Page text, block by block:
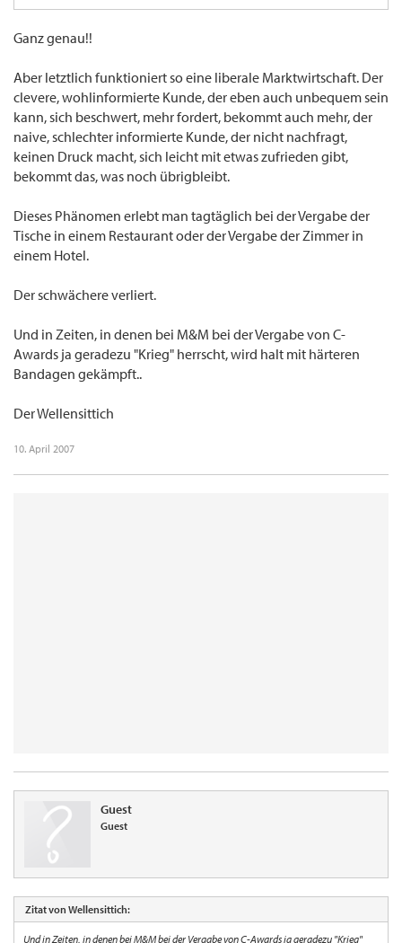
Ganz genau!!
Aber letztlich funktioniert so eine liberale Marktwirtschaft. Der
clevere, wohlinformierte Kunde, der eben auch unbequem sein
kann, sich beschwert, mehr fordert, bekommt auch mehr, der
naive, schlechter informierte Kunde, der nicht nachfragt,
keinen Druck macht, sich leicht mit etwas zufrieden gibt,
bekommt das, was noch übrigbleibt.
Dieses Phänomen erlebt man tagtäglich bei der Vergabe der
Tische in einem Restaurant oder der Vergabe der Zimmer in
einem Hotel.
Der schwächere verliert.
Und in Zeiten, in denen bei M&M bei der Vergabe von C-
Awards ja geradezu "Krieg" herrscht, wird halt mit härteren
Bandagen gekämpft..
Der Wellensittich
10. April 2007
Guest
Guest
Zitat von Wellensittich:
Und in Zeiten, in denen bei M&M bei der Vergabe von C-Awards ja geradezu "Krieg"